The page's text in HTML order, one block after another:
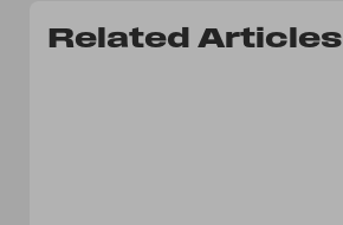
Related Articles